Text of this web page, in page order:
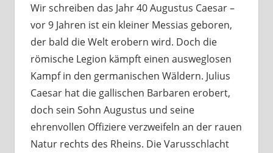
Wir schreiben das Jahr 40 Augustus Caesar –
vor 9 Jahren ist ein kleiner Messias geboren,
der bald die Welt erobern wird. Doch die
römische Legion kämpft einen ausweglosen
Kampf in den germanischen Wäldern. Julius
Caesar hat die gallischen Barbaren erobert,
doch sein Sohn Augustus und seine
ehrenvollen Offiziere verzweifeln an der rauen
Natur rechts des Rheins. Die Varusschlacht